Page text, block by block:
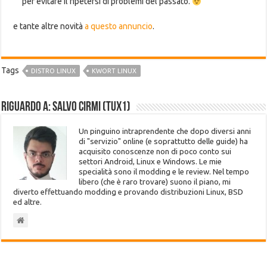
e tante altre novitàa questo annuncio.
Tags DISTRO LINUX KWORT LINUX
Riguardo a: Salvo Cirmi (Tux1)
Un pinguino intraprendente che dopo diversi anni
di "servizio" online (e soprattutto delle guide) ha
acquisito conoscenze non di poco conto sui
settori Android, Linux e Windows. Le mie
specialità sono il modding e le review. Nel tempo
libero (che è raro trovare) suono il piano, mi
diverto effettuando modding e provando distribuzioni Linux, BSD
ed altre.